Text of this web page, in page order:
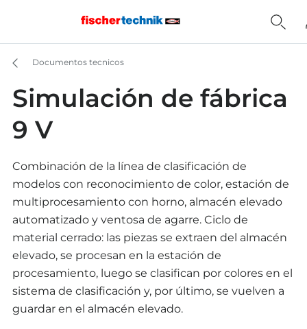
Documentos tecnicos
Simulación de fábrica
9 V
Combinación de la línea de clasificación de
modelos con reconocimiento de color, estación de
multiprocesamiento con horno, almacén elevado
automatizado y ventosa de agarre. Ciclo de
material cerrado: las piezas se extraen del almacén
elevado, se procesan en la estación de
procesamiento, luego se clasifican por colores en el
sistema de clasificación y, por último, se vuelven a
guardar en el almacén elevado.